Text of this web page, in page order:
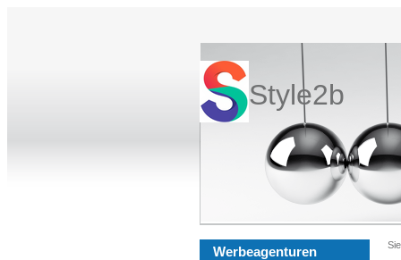
Style2b
Werbeagenturen